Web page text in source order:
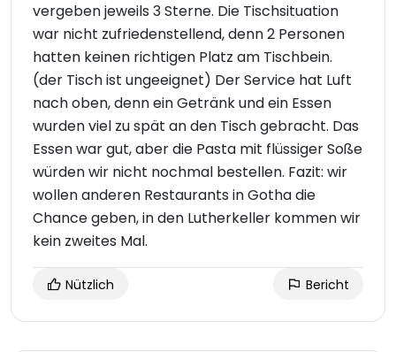
vergeben jeweils 3 Sterne. Die Tischsituation
war nicht zufriedenstellend, denn 2 Personen
hatten keinen richtigen Platz am Tischbein.
(der Tisch ist ungeeignet) Der Service hat Luft
nach oben, denn ein Getränk und ein Essen
wurden viel zu spät an den Tisch gebracht. Das
Essen war gut, aber die Pasta mit flüssiger Soße
würden wir nicht nochmal bestellen. Fazit: wir
wollen anderen Restaurants in Gotha die
Chance geben, in den Lutherkeller kommen wir
kein zweites Mal.
Nützlich Bericht